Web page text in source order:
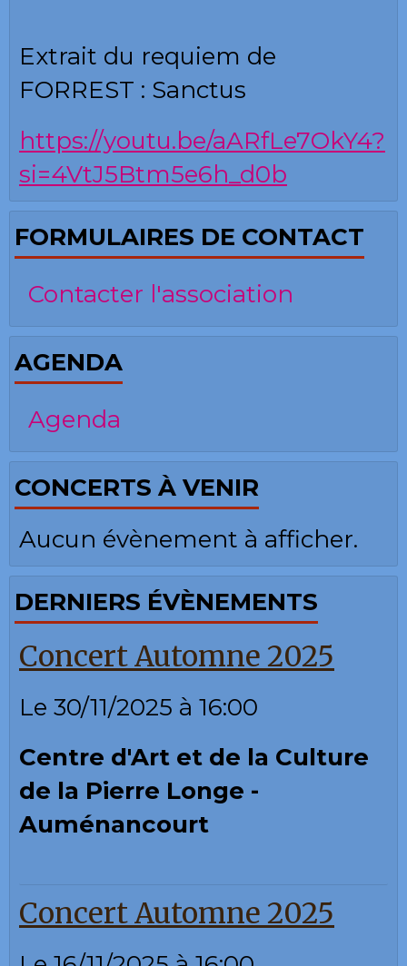
Extrait du requiem de
FORREST : Sanctus
https://youtu.be/aARfLe7OkY4?
si=4VtJ5Btm5e6h_d0b
FORMULAIRES DE CONTACT
Contacter l'association
AGENDA
Agenda
CONCERTS À VENIR
Aucun évènement à afficher.
DERNIERS ÉVÈNEMENTS
Concert Automne 2025
Le 30/11/2025 à 16:00
Centre d'Art et de la Culture
de la Pierre Longe -
Auménancourt
Concert Automne 2025